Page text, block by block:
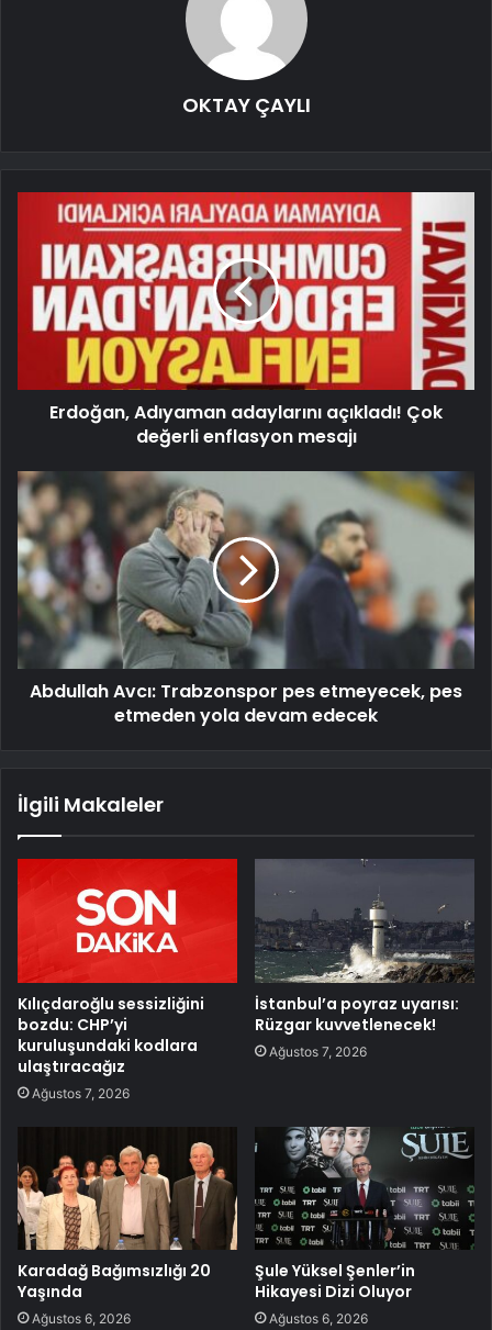
OKTAY ÇAYLI
Erdoğan, Adıyaman adaylarını açıkladı! Çok
değerli enflasyon mesajı
Abdullah Avcı: Trabzonspor pes etmeyecek, pes
etmeden yola devam edecek
İlgili Makaleler
Kılıçdaroğlu sessizliğini
bozdu: CHP’yi
kuruluşundaki kodlara
ulaştıracağız
Ağustos 7, 2026
İstanbul’a poyraz uyarısı:
Rüzgar kuvvetlenecek!
Ağustos 7, 2026
Karadağ Bağımsızlığı 20
Yaşında
Ağustos 6, 2026
Şule Yüksel Şenler’in
Hikayesi Dizi Oluyor
Ağustos 6, 2026